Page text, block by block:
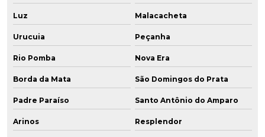
Luz Malacacheta
Urucuia Peçanha
Rio Pomba Nova Era
Borda da Mata São Domingos do Prata
Padre Paraíso Santo Antônio do Amparo
Arinos Resplendor